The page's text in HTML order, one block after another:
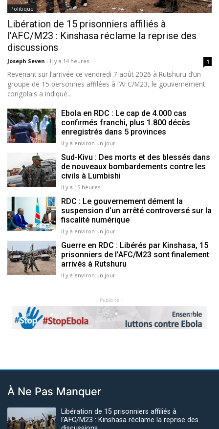
Politique
Libération de 15 prisonniers affiliés à
l’AFC/M23 : Kinshasa réclame la reprise des
discussions
Joseph Seven - Il y a 14 heures 1
Revenant sur l’arrivée ce vendredi 7 août 2026 à Rutshuru d’un
groupe de 15 personnes affilées à l’AFC/M23, le gouvernement
congolais a indiqué...
Ebola en RDC : Le cap de 4.000 cas
confirmés franchi, plus 1.800 décès
enregistrés dans 5 provinces
Il y a environ un jour
Sud-Kivu : Des morts et des blessés dans
de nouveaux bombardements contre les
civils à Lumbishi
Il y a 15 heures
RDC : Le gouvernement dément la
suspension d’un arrêté controversé sur la
fiscalité numérique
Il y a environ un jour
Guerre en RDC : Libérés par Kinshasa, 15
prisonniers de l'AFC/M23 sont finalement
arrivés à Rutshuru
Il y a environ un jour
- Publicité -
Previous Next
À Ne Pas Manquer
Libération de 15 prisonniers affiliés à
l’AFC/M23 : Kinshasa réclame la reprise des